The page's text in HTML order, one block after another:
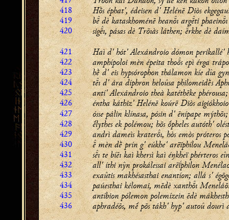
418 Hṑs éphat', édeisen d' Helénē Diòs
419 b dè kataskhoménē heanı argti phaeinı
420 sigı, pásas dè Trōıàs láthen; rkhe dè
421 Haì d' hót' Alexándroio dómon perikallé'
422 amphípoloi mèn épeita thos epì érga
423 hḕ d' eis hypsórophon thálamon kíe dîa
424 tı d' ára díphron heloûsa philomeidḕs
425 antí' Alexándroio theà katéthēke phérousa;
426 éntha káthiz' Helénē koúrē Diòs aigiókhoio
427 ósse pálin klínasa, pósin d' ēnípape mýthōı;
428 ḗlythes ek polémou; hōs ṓpheles autóth'
429 andrì dameìs kraterı, hòs emòs próteros
430  mèn dḕ prín g' eúkhe' arēïphílou
431 sı te bíēı kaì khersì kaì éŋkheï phérteros
432 all' íthi nŷn prokálessai arēḯphilon
433 exaûtis makhésasthai enantíon; allá s'
434 paúesthai kélomai, mēdè xanthı
435 antíbion pólemon polemízein ēdè
436 aphradéōs, mḗ pōs tákh' hyp' autoû dourì